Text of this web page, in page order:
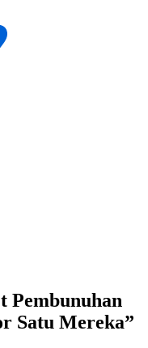
Pembunuhan
Satu Mereka”